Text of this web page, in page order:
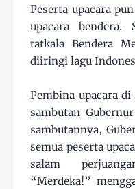
Peserta upacara
upacara bendera.
tatkala Bendera
diiringi lagu
Pembina upacara
sambutan
sambutannya,
semua peserta
salam
“Merdeka!”